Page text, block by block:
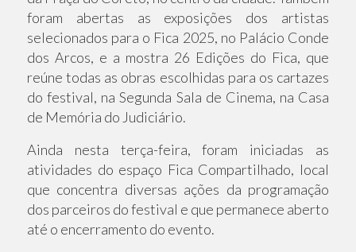
foram abertas as exposições dos artistas
selecionados para o Fica 2025, no Palácio Conde
dos Arcos, e a mostra 26 Edições do Fica, que
reúne todas as obras escolhidas para os cartazes
do festival, na Segunda Sala de Cinema, na Casa
de Memória do Judiciário.
Ainda nesta terça-feira, foram iniciadas as
atividades do espaço Fica Compartilhado, local
que concentra diversas ações da programação
dos parceiros do festival e que permanece aberto
até o encerramento do evento.